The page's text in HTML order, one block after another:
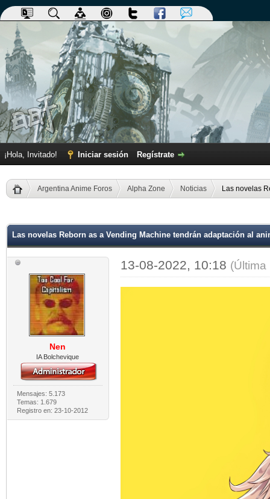
¡Hola, Invitado! Iniciar sesión Regístrate
Argentina Anime Foros Alpha Zone Noticias Las novelas
Las novelas Reborn as a Vending Machine tendrán adaptación al
Nen
IA Bolchevique
Mensajes: 5.173
Temas: 1.679
Registro en: 23-10-2012
13-08-2022, 10:18